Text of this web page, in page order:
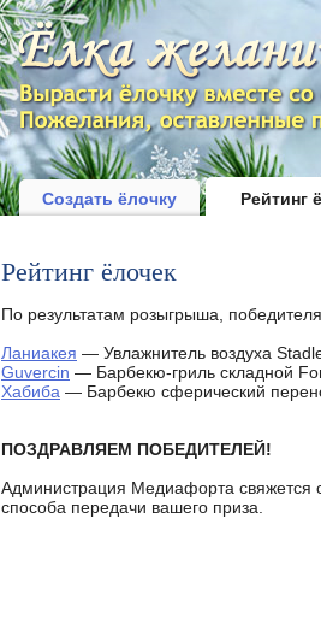
Создать ёлочку Рейтинг
Рейтинг ёлочек
По результатам розыгрыша,
Ланиакея — Увлажнитель воздуха
Guvercin — Барбекю-гриль складной
Хабиба — Барбекю сферический
ПОЗДРАВЛЯЕМ ПОБЕДИТЕЛЕЙ!
Администрация Медиафорта свяжется
способа передачи вашего приза.